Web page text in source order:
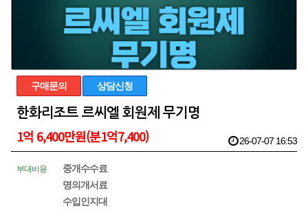
구매문의 상담신청
한화리조트 르씨엘 회원제 무기명
1억 6,400만원(분1억7,400)
부대비용
중개수수료
명의개서료
수입인지대
26-07-07 16:53